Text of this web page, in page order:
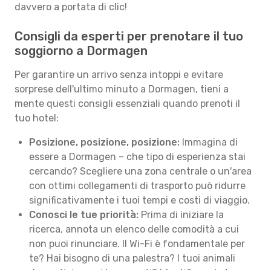
davvero a portata di clic!
Consigli da esperti per prenotare il tuo
soggiorno a Dormagen
Per garantire un arrivo senza intoppi e evitare
sorprese dell'ultimo minuto a Dormagen, tieni a
mente questi consigli essenziali quando prenoti il
tuo hotel:
Posizione, posizione, posizione: Immagina di
essere a Dormagen – che tipo di esperienza stai
cercando? Scegliere una zona centrale o un'area
con ottimi collegamenti di trasporto può ridurre
significativamente i tuoi tempi e costi di viaggio.
Conosci le tue priorità: Prima di iniziare la
ricerca, annota un elenco delle comodità a cui
non puoi rinunciare. Il Wi-Fi è fondamentale per
te? Hai bisogno di una palestra? I tuoi animali